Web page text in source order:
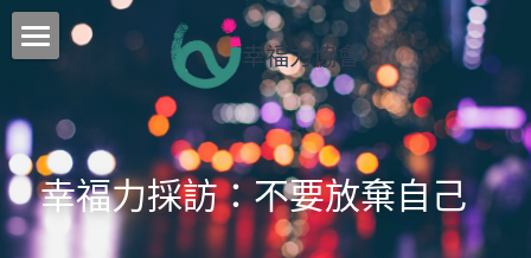
幸福力協會
最新消息
課程介紹
行事曆
幸福力採訪：不要放棄自己